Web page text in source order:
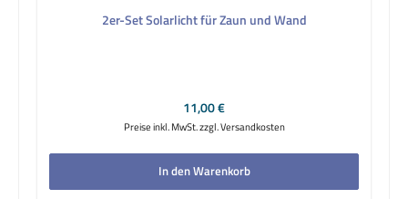
2er-Set Solarlicht für Zaun und Wand
Regulärer Preis:
11,00 €
Preise inkl. MwSt. zzgl. Versandkosten
In den Warenkorb